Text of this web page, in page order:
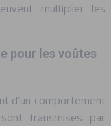
multiplier les
pour les voûtes
d’un comportement
transmises par